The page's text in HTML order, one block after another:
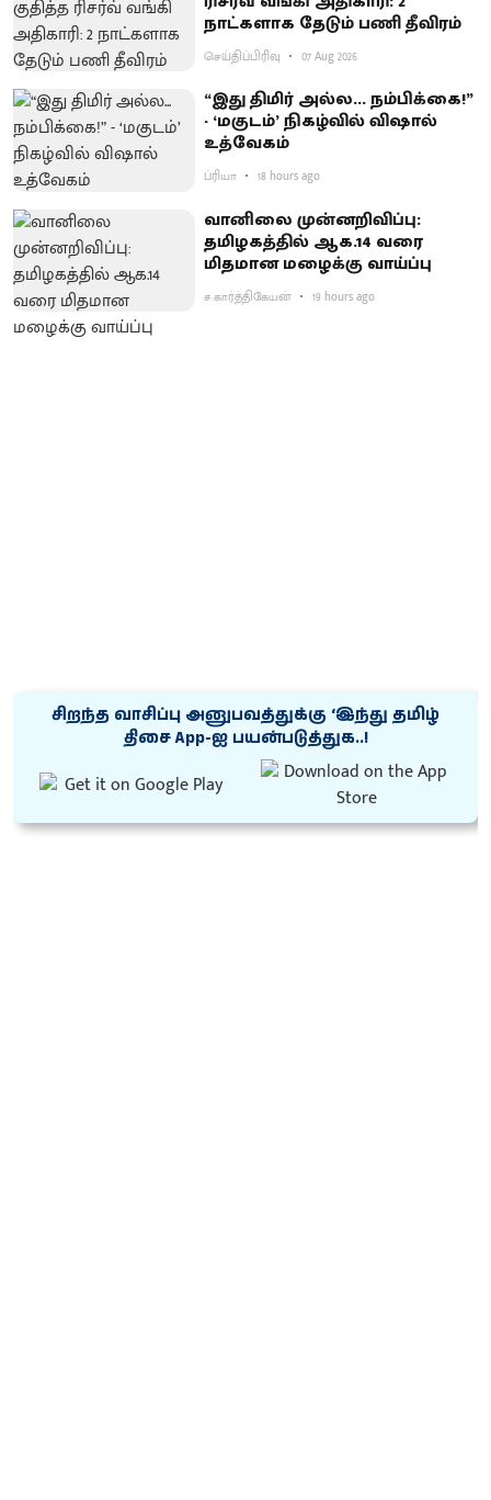
நாட்களாக தேடும் பணி தீவிரம்
செய்திப்பிரிவு 07 Aug 2026
“இது திமிர் அல்ல... நம்பிக்கை!”
- ‘மகுடம்’ நிகழ்வில் விஷால்
உத்வேகம்
ப்ரியா 18 hours ago
வானிலை முன்னறிவிப்பு:
தமிழகத்தில் ஆக.14 வரை
மிதமான மழைக்கு வாய்ப்பு
ச.கார்த்திகேயன் 19 hours ago
சிறந்த வாசிப்பு அனுபவத்துக்கு ‘இந்து தமிழ்
திசை App-ஐ பயன்படுத்துக..!